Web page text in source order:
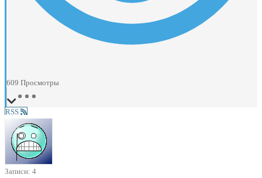
609 Просмотры
RSS
Записи: 4